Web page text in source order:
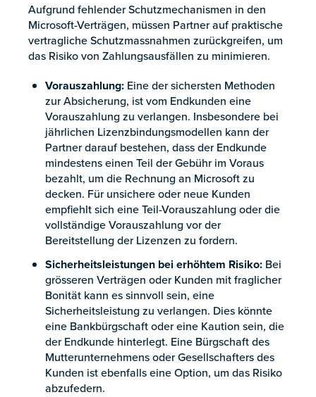
Aufgrund fehlender Schutzmechanismen in den
Microsoft-Verträgen, müssen Partner auf praktische
vertragliche Schutzmassnahmen zurückgreifen, um
das Risiko von Zahlungsausfällen zu minimieren.
Vorauszahlung: Eine der sichersten Methoden
zur Absicherung, ist vom Endkunden eine
Vorauszahlung zu verlangen. Insbesondere bei
jährlichen Lizenzbindungsmodellen kann der
Partner darauf bestehen, dass der Endkunde
mindestens einen Teil der Gebühr im Voraus
bezahlt, um die Rechnung an Microsoft zu
decken. Für unsichere oder neue Kunden
empfiehlt sich eine Teil-Vorauszahlung oder die
vollständige Vorauszahlung vor der
Bereitstellung der Lizenzen zu fordern.
Sicherheitsleistungen bei erhöhtem Risiko: Bei
grösseren Verträgen oder Kunden mit fraglicher
Bonität kann es sinnvoll sein, eine
Sicherheitsleistung zu verlangen. Dies könnte
eine Bankbürgschaft oder eine Kaution sein, die
der Endkunde hinterlegt. Eine Bürgschaft des
Mutterunternehmens oder Gesellschafters des
Kunden ist ebenfalls eine Option, um das Risiko
abzufedern.